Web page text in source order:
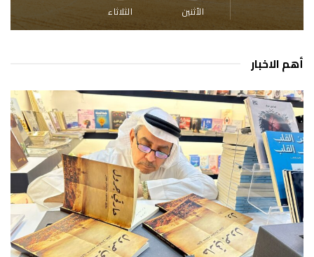
الأثنين الثلاثاء
أهم الاخبار